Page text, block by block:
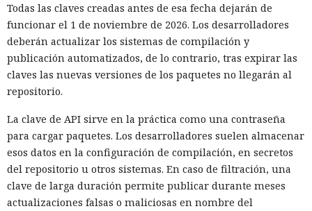
Todas las claves creadas antes de esa fecha dejarán de
funcionar el 1 de noviembre de 2026. Los desarrolladores
deberán actualizar los sistemas de compilación y
publicación automatizados, de lo contrario, tras expirar las
claves las nuevas versiones de los paquetes no llegarán al
repositorio.
La clave de API sirve en la práctica como una contraseña
para cargar paquetes. Los desarrolladores suelen almacenar
esos datos en la configuración de compilación, en secretos
del repositorio u otros sistemas. En caso de filtración, una
clave de larga duración permite publicar durante meses
actualizaciones falsas o maliciosas en nombre del